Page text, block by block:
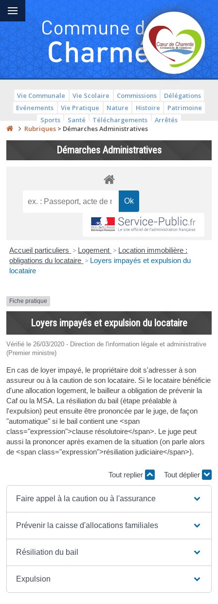
Vie Communale Vie Scolaire Commissions
Délégations
Evénements
Vie Pratique Nature Histoire
Patrimoine
Sports
Santé Téléchargements
Arrêtés
Rubriques > Démarches Administratives
Démarches Administratives
Accueil particuliers > Logement > Location immobilière :
obligations du locataire > Loyers impayés et expulsion du
locataire
Fiche pratique
Loyers impayés et expulsion du locataire
Vérifié le 26/03/2020 - Direction de l'information légale et administrative
(Premier ministre)
En cas de loyer impayé, le propriétaire doit s'adresser à son
assureur ou à la caution de son locataire. Si le locataire bénéficie
d'une allocation logement, le bailleur a obligation de prévenir la
Caf ou la MSA. La résiliation du bail (étape préalable à
l'expulsion) peut ensuite être prononcée par le juge, de façon
"automatique" si le bail contient une <span
class="expression">clause résolutoire</span>. Le juge peut
aussi la prononcer après examen de la situation (on parle alors
de <span class="expression">résiliation judiciaire</span>).
Tout replier Tout déplier
Faire appel à la caution ou à l'assurance
Prévenir la caisse d'allocations familiales
Résiliation du bail
Expulsion